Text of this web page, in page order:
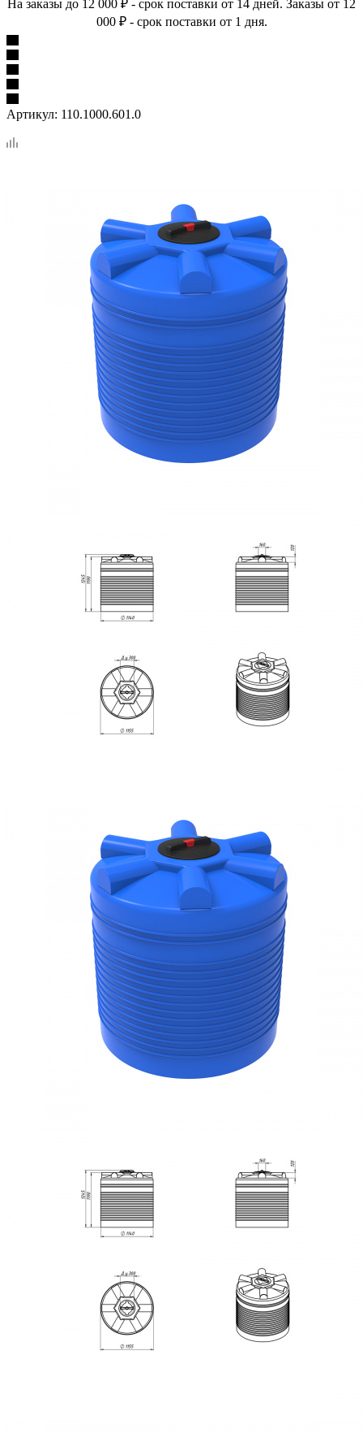
На заказы до 12 000 ₽ - срок поставки от 14 дней. Заказы от 12
000 ₽ - срок поставки от 1 дня.
Артикул: 110.1000.601.0